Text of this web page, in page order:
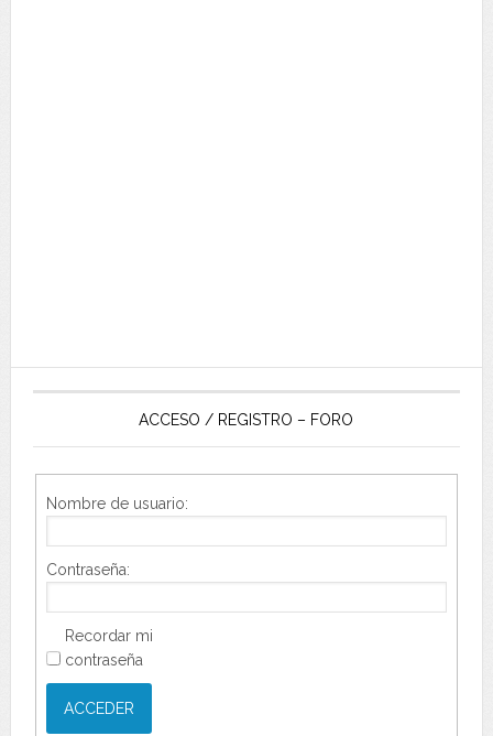
ACCESO / REGISTRO – FORO
Nombre de usuario:
Contraseña:
Recordar mi
contraseña
ACCEDER